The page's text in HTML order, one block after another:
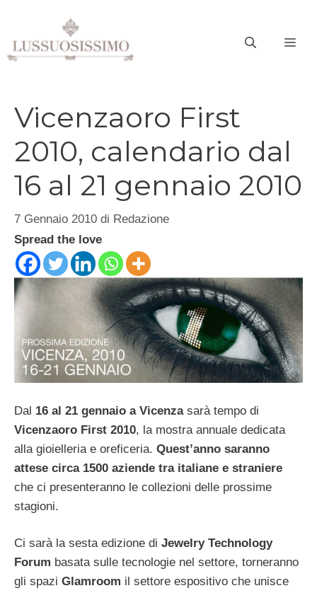
contenuto
Vicenzaoro First
2010, calendario dal
16 al 21 gennaio 2010
7 Gennaio 2010 di Redazione
Spread the love
Dal 16 al 21 gennaio a Vicenzasarà tempo di
Vicenzaoro First 2010, la mostra annuale dedicata
alla gioielleria e oreficeria. Quest’anno saranno
attese circa 1500 aziende tra italiane e straniere
che ci presenteranno le collezioni delle prossime
stagioni.
Ci sarà la sesta edizione di Jewelry Technology
Forum basata sulle tecnologie nel settore, torneranno
gli spazi Glamroom il settore espositivo che unisce